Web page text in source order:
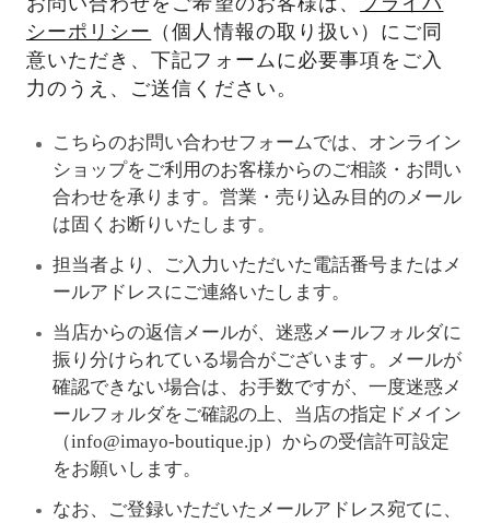
シーポリシー
（個人情報の取り扱い）にご同
意いただき、下記フォームに必要事項をご入
力のうえ、ご送信ください。
こちらのお問い合わせフォームでは、オンライン
ショップをご利用のお客様からのご相談・お問い
合わせを承ります。営業・売り込み目的のメール
は固くお断りいたします。
担当者より、ご入力いただいた電話番号またはメ
ールアドレスにご連絡いたします。
当店からの返信メールが、迷惑メールフォルダに
振り分けられている場合がございます。メールが
確認できない場合は、お手数ですが、一度迷惑メ
ールフォルダをご確認の上、当店の指定ドメイン
（info@imayo-boutique.jp）からの受信許可設定
をお願いします。
なお、ご登録いただいたメールアドレス宛てに、